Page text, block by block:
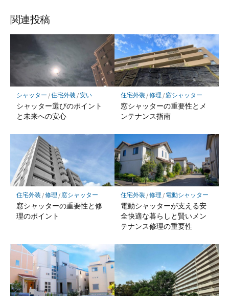
関連投稿
シャッター /住宅外装 /安い
シャッター選びのポイント
と未来への安心
住宅外装 /修理 / 窓シャッター
窓シャッターの重要性とメ
ンテナンス指南
住宅外装 /修理 / 窓シャッター
窓シャッターの重要性と修
理のポイント
住宅外装 /修理 / 電動シャッター
電動シャッターが支える安
全快適な暮らしと賢いメン
テナンス修理の重要性